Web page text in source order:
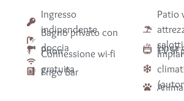
Ingresso
indipendente
Bagno privato con
doccia
Phon
Connessione wi-fi
gratuita
Frigo Bar
Patio
Linea
TV al